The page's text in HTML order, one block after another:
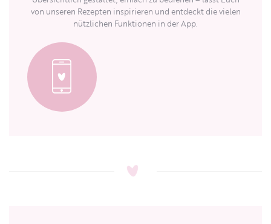
von unseren Rezepten inspirieren und entdeckt die vielen
nützlichen Funktionen in der App.